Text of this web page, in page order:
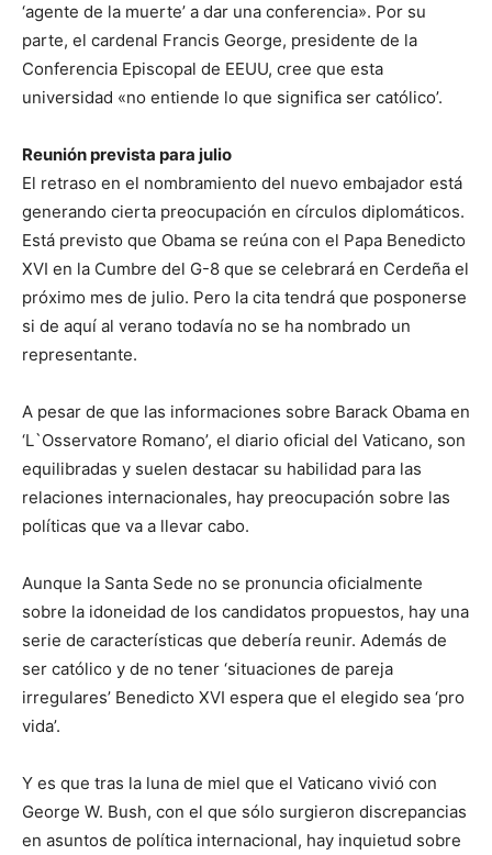
‘agente de la muerte’ a dar una conferencia». Por su
parte, el cardenal Francis George, presidente de la
Conferencia Episcopal de EEUU, cree que esta
universidad «no entiende lo que significa ser católico’.
Reunión prevista para julio
El retraso en el nombramiento del nuevo embajador está
generando cierta preocupación en círculos diplomáticos.
Está previsto que Obama se reúna con el Papa Benedicto
XVI en la Cumbre del G-8 que se celebrará en Cerdeña el
próximo mes de julio. Pero la cita tendrá que posponerse
si de aquí al verano todavía no se ha nombrado un
representante.
A pesar de que las informaciones sobre Barack Obama en
‘L`Osservatore Romano’, el diario oficial del Vaticano, son
equilibradas y suelen destacar su habilidad para las
relaciones internacionales, hay preocupación sobre las
políticas que va a llevar cabo.
Aunque la Santa Sede no se pronuncia oficialmente
sobre la idoneidad de los candidatos propuestos, hay una
serie de características que debería reunir. Además de
ser católico y de no tener ‘situaciones de pareja
irregulares’ Benedicto XVI espera que el elegido sea ‘pro
vida’.
Y es que tras la luna de miel que el Vaticano vivió con
George W. Bush, con el que sólo surgieron discrepancias
en asuntos de política internacional, hay inquietud sobre